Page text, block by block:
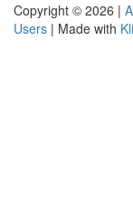
Copyright © 2026 |
Users | Made with